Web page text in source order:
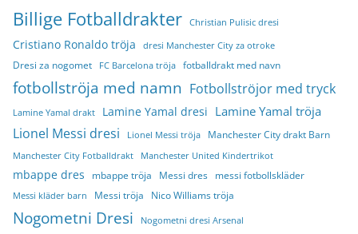
Billige Fotballdrakter Christian Pulisic dresi
Cristiano Ronaldo tröja dresi Manchester City za otroke
Dresi za nogomet FC Barcelona tröja fotballdrakt med navn
fotbollströja med namn Fotbollströjor med tryck
Lamine Yamal drakt Lamine Yamal dresi Lamine Yamal tröja
Lionel Messi dresi Lionel Messi tröja Manchester City drakt Barn
Manchester City Fotballdrakt Manchester United Kindertrikot
mbappe dres mbappe tröja Messi dres messi fotbollskläder
Messi kläder barn Messi tröja Nico Williams tröja
Nogometni Dresi Nogometni dresi Arsenal